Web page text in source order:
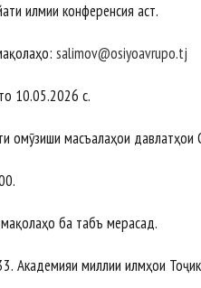
илмии конференсия аст.
salimov@osiyoavrupo.tj
10.05.2026 с.
омӯзиши масъалаҳои
ба табъ мерасад.
Академияи миллии илмҳои